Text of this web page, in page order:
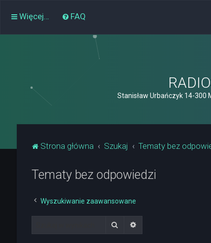
Więcej… FAQ
Stanisław Urbańczyk 14-300
Strona główna Szukaj Tematy bez
Tematy bez odpowiedzi
Wyszukiwanie zaawansowane
Szukaj